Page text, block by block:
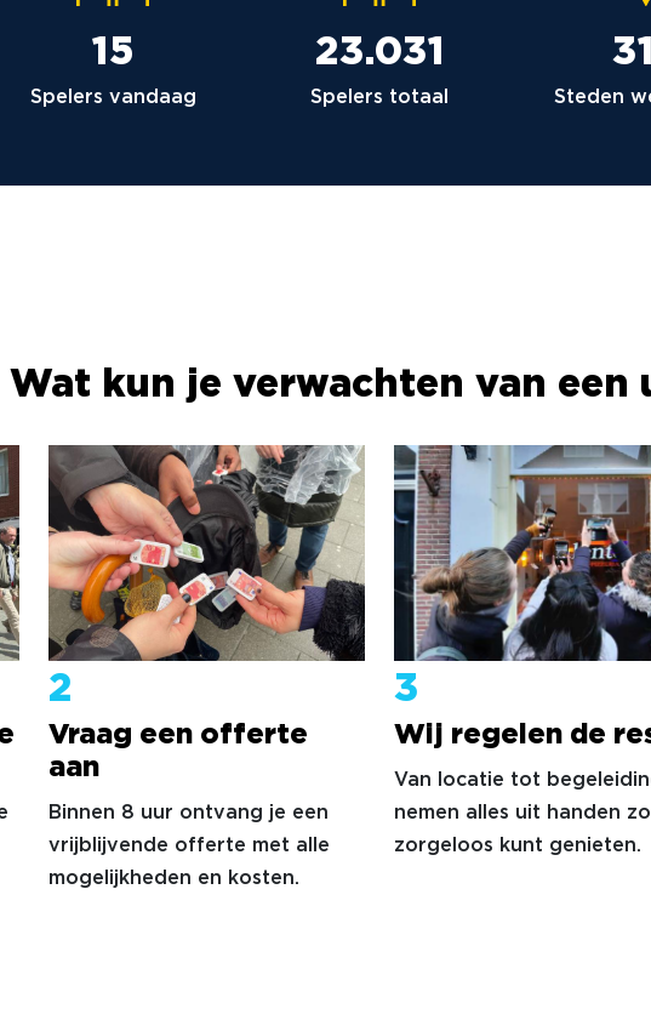
15
Spelers vandaag
23.036
Spelers totaal Steden
Wat kun je verwachten van een
2
Vraag een offerte
aan
Binnen 8 uur ontvang je een
vrijblijvende offerte met alle
mogelijkheden en kosten.
3
Wij regelen de
Van locatie tot
nemen alles uit handen
zorgeloos kunt genieten.